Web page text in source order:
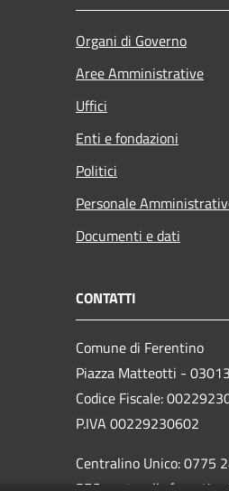
Organi di Governo
Aree Amministrative
Uffici
Enti e fondazioni
Politici
Personale
Documenti e dati
CONTATTI
Comune di Ferentino
Piazza Matteotti -
Codice Fiscale:
P.IVA 00229230602
Centralino Unico: 0775